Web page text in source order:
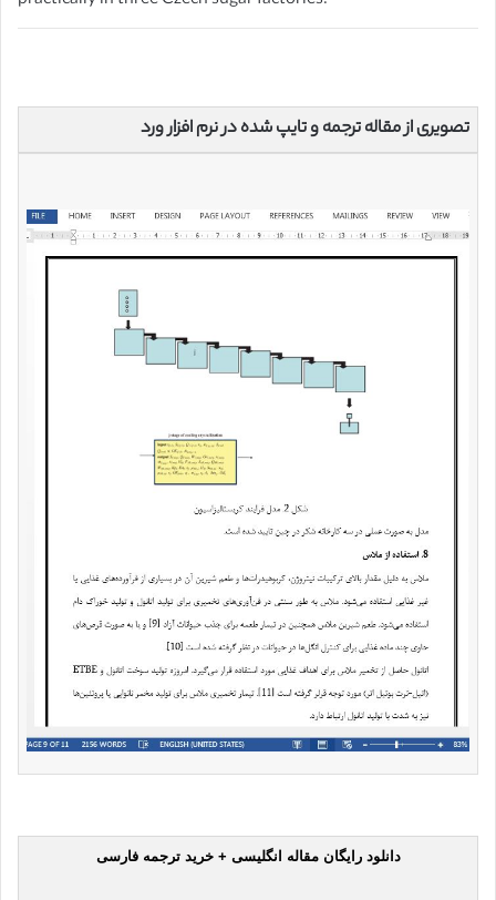
تصویری از مقاله ترجمه و تایپ شده در نرم افزار ورد
دانلود رایگان مقاله انگلیسی + خرید ترجمه فارسی